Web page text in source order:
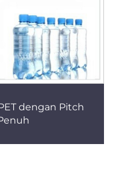
dengan Pitch